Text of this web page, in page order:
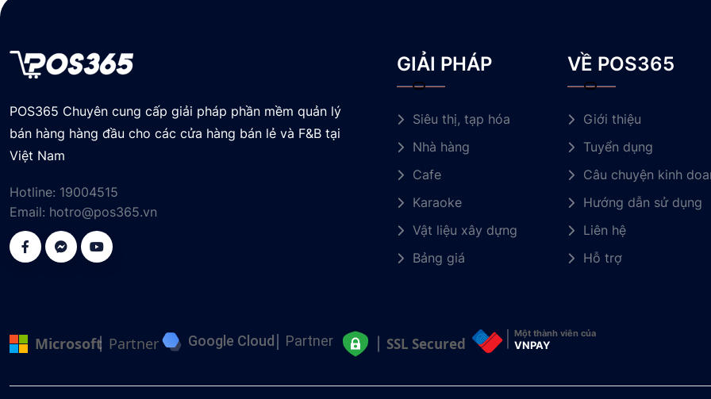
POS365 Chuyên cung cấp giải pháp phần mềm quản lý
bán hàng hàng đầu cho các cửa hàng bán lẻ và F&B tại
Việt Nam
Hotline: 19004515
Email: hotro@pos365.vn
GIẢI PHÁP
Siêu thị, tạp hóa
Nhà hàng
Cafe
Karaoke
Vật liệu xây dựng
Bảng giá
VỀ POS365
Giới thiệu
Tuyển dụng
Câu chuyện kinh
Hướng dẫn sử dụng
Liên hệ
Hỗ trợ
Microsoft Partner Google Cloud Partner SSL Secured
Một thành viên của
VNPAY